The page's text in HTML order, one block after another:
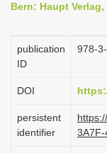
Bern: Haupt Verlag,
publication
ID
978-
DOI
persistent
identifier
3A7F-